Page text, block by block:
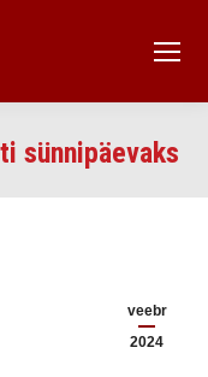
sünnipäevaks
veebr
2024